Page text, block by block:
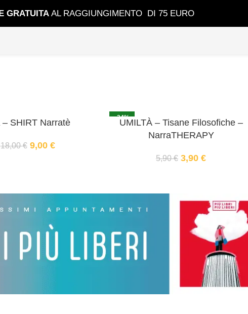
– SHIRT Narratè
18,00€ 9,00 €
-34%
UMILTÀ – Tisane Filosofiche –
NarraTHERAPY
5,90€ 3,90 €
GRATUITA AL RAGGIUNGIMENTO DI 75 EURO